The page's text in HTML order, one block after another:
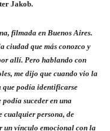
Jakob.
filmada en Buenos Aires.
ciudad que más conozco y
allí. Pero hablando con
me dijo que cuando vio la
que podía identificarse
suceder en una
cualquier persona, de
un vínculo emocional con la